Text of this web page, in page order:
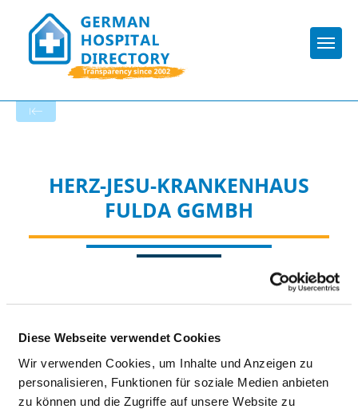
Diese Webseite verwendet Cookies
Wir verwenden Cookies, um Inhalte und Anzeigen zu
personalisieren, Funktionen für soziale Medien anbieten
zu können und die Zugriffe auf unsere Website zu
HERZ-JESU-KRANKENHAUS
FULDA GGMBH
ORTHOPÄDIE, UNFALLCHIRURGIE UND
SPORTMEDIZIN